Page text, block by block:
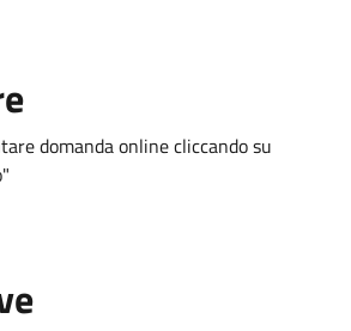
domanda online cliccando su